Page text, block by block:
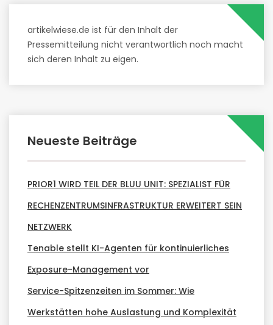
artikelwiese.de ist für den Inhalt der
Pressemitteilung nicht verantwortlich noch macht
sich deren Inhalt zu eigen.
Neueste Beiträge
PRIOR1 WIRD TEIL DER BLUU UNIT: SPEZIALIST FÜR
RECHENZENTRUMSINFRASTRUKTUR ERWEITERT SEIN
NETZWERK
Tenable stellt KI-Agenten für kontinuierliches
Exposure-Management vor
Service-Spitzenzeiten im Sommer: Wie
Werkstätten hohe Auslastung und Komplexität